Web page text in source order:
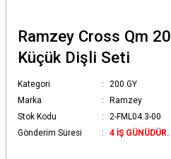
Ramzey Cross Qm
Küçük Dişli Seti
Kategori
200 GY
Marka
Ramzey
Stok Kodu
2-FML04.3-00
Gönderim Süresi
4 İŞ GÜNÜDÜR.